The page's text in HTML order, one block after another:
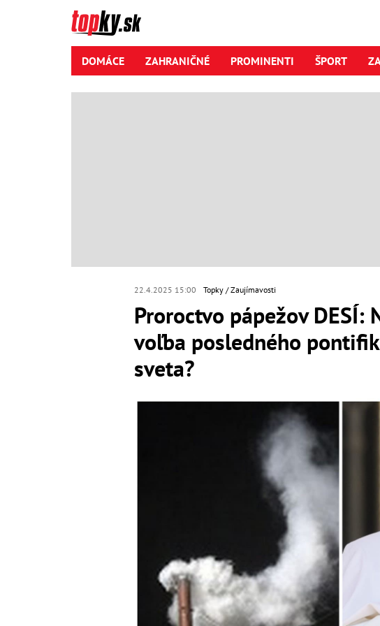
DOMÁCE ZAHRANIČNÉ PROMINENTI ŠPORT
22.4.2025 15:00 Topky Zaujímavosti
Proroctvo pápežov DESÍ:
voľba posledného
sveta?